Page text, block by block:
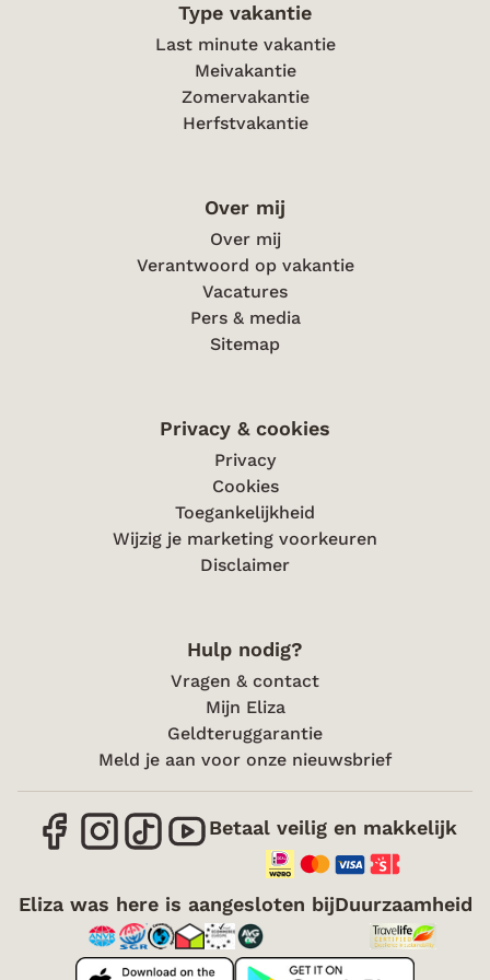
geen reclame voor Eliza. Helaas!
Type vakantie
Last minute vakantie
Meivakantie
Zomervakantie
Herfstvakantie
Over mij
Over mij
Verantwoord op vakantie
Vacatures
Pers & media
Sitemap
Privacy & cookies
Privacy
Cookies
Toegankelijkheid
Wijzig je marketing voorkeuren
Disclaimer
Hulp nodig?
Vragen & contact
Mijn Eliza
Geldteruggarantie
Meld je aan voor onze nieuwsbrief
Betaal veilig en makkelijk
Eliza was here is aangesloten bijDuurzaamheid